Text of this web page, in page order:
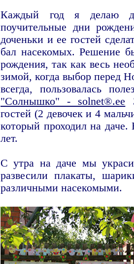
Каждый год я делаю
поучительные дни
доченьки и ее гостей
бал насекомых. Решение
рождения, так как весь
зимой, когда выбор перед
всегда, пользовалась
"Солнышко" - solnet®.ee
гостей (2 девочек и 4
который проходил на
лет.
С утра на даче мы
развесили плакаты,
различными насекомыми.